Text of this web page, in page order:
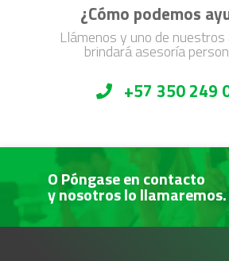
¿Cómo podemos
Llámenos y uno de
brindará asesoría
+57 350 249
O Póngase en contacto
y nosotros lo llamaremos.